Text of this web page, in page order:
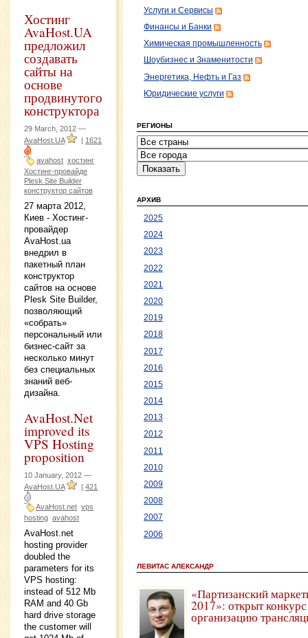
Хостинг
AvaHost.UA
предложил
создавать
сайты на
основе
продвинутого
конструктора
29 March, 2012 —
AvaHost.UA
| 1621
avahost хостинг
Хостинг-провайде
Plesk Site Builder
конструктор сайтов
27 марта 2012,
Киев - Хостинг-
провайдер
AvaHost.ua
внедрил в
пакетный план
конструктор
сайтов на основе
Plesk Site Builder,
позволяющий
«собрать»
персональный или
бизнес-сайт за
несколько минут
без специальных
знаний веб-
дизайна.
AvaHost.Net
improved its
VPS Hosting
proposition
10 January, 2012 —
AvaHost.UA
421
AvaHost.net vps
hosting avahost
AvaHost.net
hosting provider
doubled the
parameters for its
VPS hosting:
instead of 512 Mb
RAM and 40 Gb
hard drive storage
the customer will
Услуги и Сервисы
Финансы и Банки
Химическая промышленность
Шоубизнес и Знаменитости
Энергетика, Нефть и Газ
Юридические услуги
РЕГИОНЫ
АРХИВ
2025
2024
2023
2022
2021
2020
2019
2018
2017
2016
2015
2014
2013
2012
2011
2010
2009
2008
2007
2006
ЛЕВИТАС АЛЕКСАНДР
«Партизанский
2017»: открыт
организацию